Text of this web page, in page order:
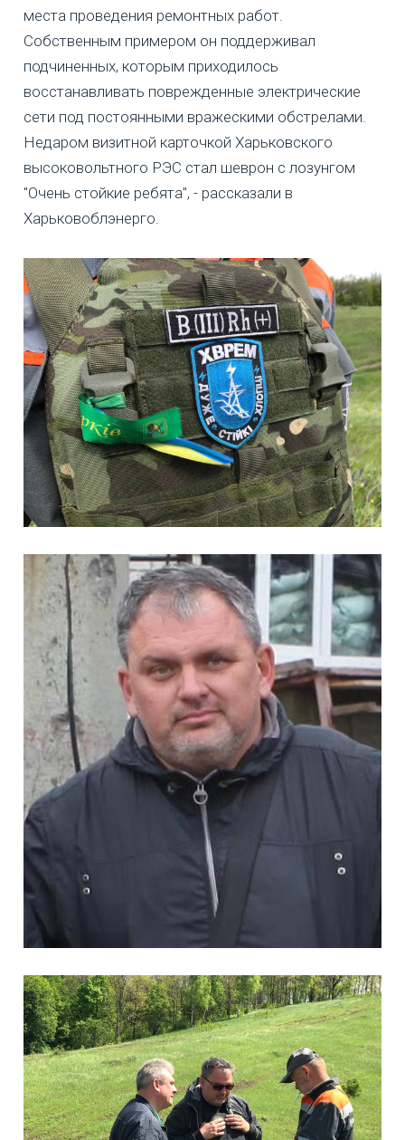
места проведения ремонтных работ.
Собственным примером он поддерживал
подчиненных, которым приходилось
восстанавливать поврежденные электрические
сети под постоянными вражескими обстрелами.
Недаром визитной карточкой Харьковского
высоковольтного РЭС стал шеврон с лозунгом
"Очень стойкие ребята", - рассказали в
Харьковоблэнерго.